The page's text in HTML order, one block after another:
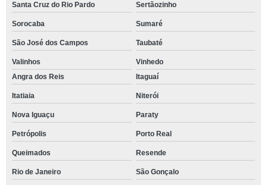
Santa Cruz do Rio Pardo Sertãozinho
Sorocaba Sumaré
São José dos Campos Taubaté
Valinhos
Vinhedo
Angra dos Reis
Itaguaí
Itatiaia Niterói
Nova Iguaçu Paraty
Petrópolis Porto Real
Queimados Resende
Rio de Janeiro São Gonçalo